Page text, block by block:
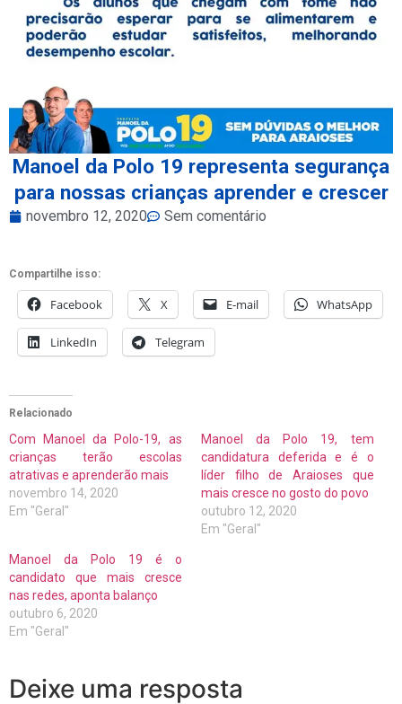
Manoel da Polo 19 representa segurança
para nossas crianças aprender e crescer
novembro 12, 2020 Sem comentário
Compartilhe isso:
Facebook X E-mail WhatsApp
LinkedIn Telegram
Relacionado
Com Manoel da Polo-19, as
crianças terão escolas
atrativas e aprenderão mais
novembro 14, 2020
Em "Geral"
Manoel da Polo 19, tem
candidatura deferida e é o
líder filho de Araioses que
mais cresce no gosto do povo
outubro 12, 2020
Em "Geral"
Manoel da Polo 19 é o
candidato que mais cresce
nas redes, aponta balanço
outubro 6, 2020
Em "Geral"
Deixe uma resposta